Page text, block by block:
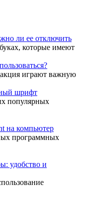
ли ее отключить
которые имеют
играют важную
шрифт
популярных
на компьютер
программных
удобство и